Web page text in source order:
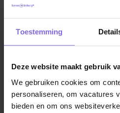
Toestemming
Deze website maakt gebruik
We gebruiken cookies om
personaliseren, om vacatures
bieden en om ons
Vul hier je